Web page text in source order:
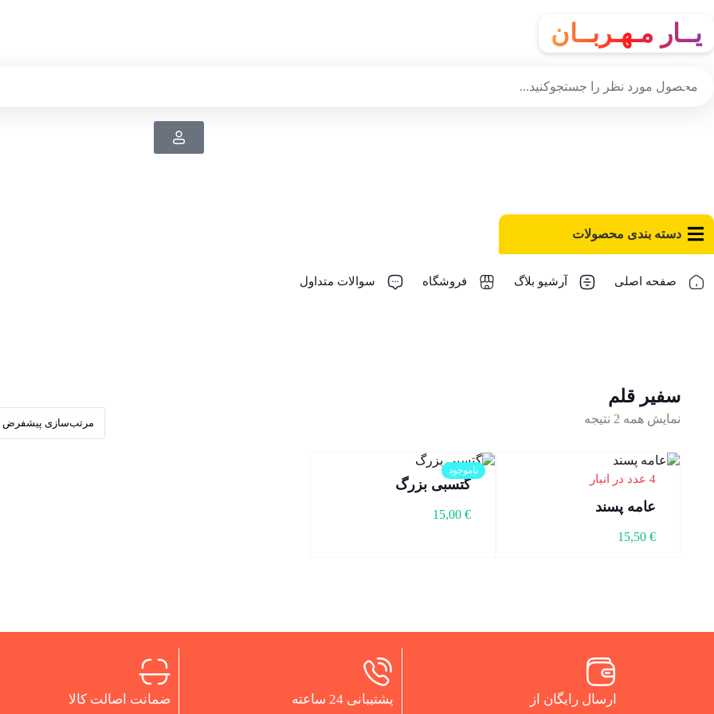
یــار مـهـربــان
دسته‌ بندی محصولات
صفحه اصلی آرشیو بلاگ فروشگاه سوالات متداول
سفیر قلم
نمایش همه 2 نتیجه
4 عدد در انبار
عامه پسند
15,50 €
ناموجود
گتسبی بزرگ
15,00 €
ارسال رایگان از پشتیبانی 24 ساعته ضمانت اصالت کالا